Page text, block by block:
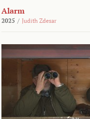
Alarm
2025 / Judith Zdesar